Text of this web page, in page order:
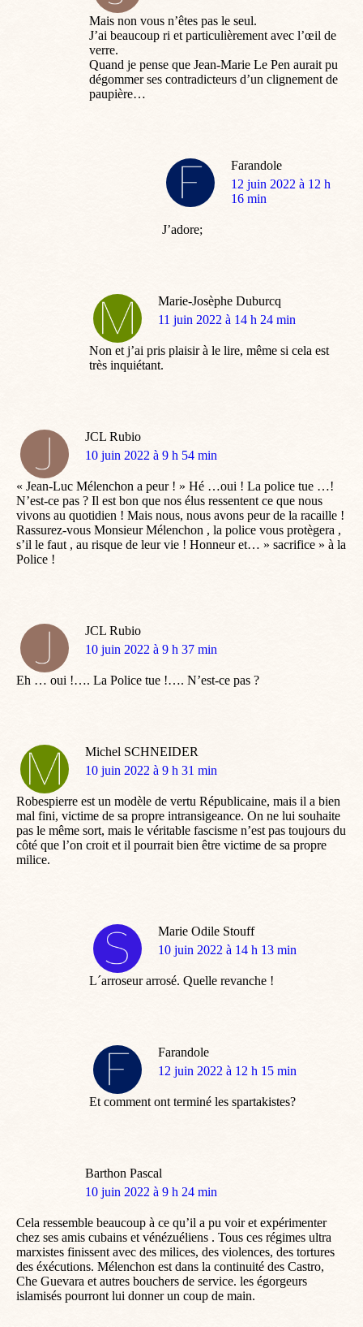
Mais non vous n’êtes pas le seul.
J’ai beaucoup ri et particulièrement avec l’œil de
verre.
Quand je pense que Jean-Marie Le Pen aurait pu
dégommer ses contradicteurs d’un clignement de
paupière…
Farandole
dit
:
12 juin 2022 à 12 h
16 min
J’adore;
Marie-Josèphe Duburcq
dit
11 juin 2022 à 14 h 24 min
Non et j’ai pris plaisir à le lire, même si cela est
très inquiétant.
JCL Rubio
dit
10 juin 2022 à 9 h 54 min
« Jean-Luc Mélenchon a peur ! » Hé …oui ! La police tue …!
N’est-ce pas ? Il est bon que nos élus ressentent ce que nous
vivons au quotidien ! Mais nous, nous avons peur de la racaille !
Rassurez-vous Monsieur Mélenchon , la police vous protègera ,
s’il le faut , au risque de leur vie ! Honneur et… » sacrifice » à la
Police !
JCL Rubio
dit
10 juin 2022 à 9 h 37 min
Eh … oui !…. La Police tue !…. N’est-ce pas ?
Michel SCHNEIDER
dit
10 juin 2022 à 9 h 31 min
Robespierre est un modèle de vertu Républicaine, mais il a bien
mal fini, victime de sa propre intransigeance. On ne lui souhaite
pas le même sort, mais le véritable fascisme n’est pas toujours du
côté que l’on croit et il pourrait bien être victime de sa propre
milice.
Marie Odile Stouff
dit
10 juin 2022 à 14 h 13 min
L´arroseur arrosé. Quelle revanche !
Farandole
dit
12 juin 2022 à 12 h 15 min
Et comment ont terminé les spartakistes?
Barthon Pascal
dit
10 juin 2022 à 9 h 24 min
Cela ressemble beaucoup à ce qu’il a pu voir et expérimenter
chez ses amis cubains et vénézuéliens . Tous ces régimes ultra
marxistes finissent avec des milices, des violences, des tortures
des éxécutions. Mélenchon est dans la continuité des Castro,
Che Guevara et autres bouchers de service. les égorgeurs
islamisés pourront lui donner un coup de main.